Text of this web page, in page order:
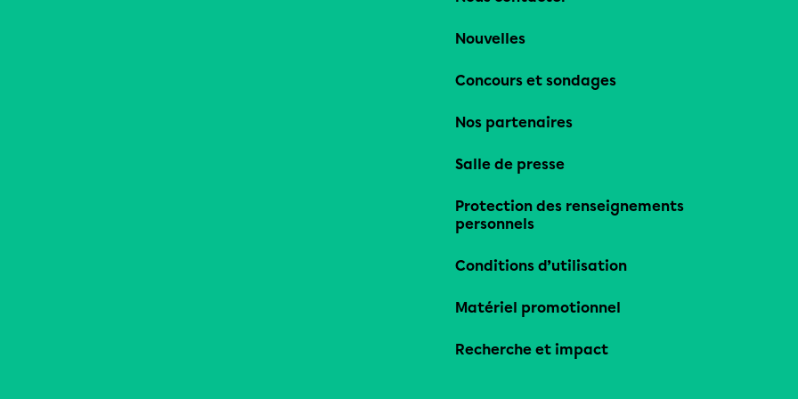
Nouvelles
Concours et sondages
Nos partenaires
Salle de presse
Protection des renseignements
personnels
Conditions d’utilisation
Matériel promotionnel
Recherche et impact